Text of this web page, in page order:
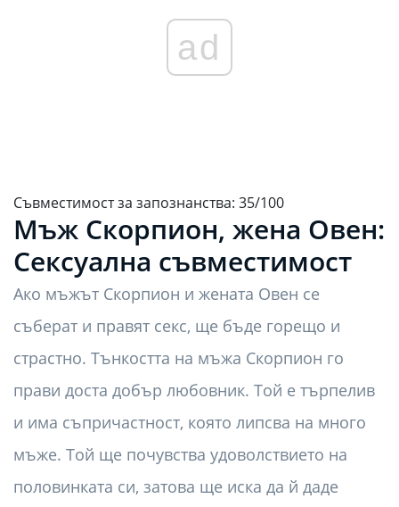
ad
Съвместимост за запознанства: 35/100
Мъж Скорпион, жена Овен:
Сексуална съвместимост
Ако мъжът Скорпион и жената Овен се
съберат и правят секс, ще бъде горещо и
страстно. Тънкостта на мъжа Скорпион го
прави доста добър любовник. Той е търпелив
и има съпричастност, която липсва на много
мъже. Той ще почувства удоволствието на
половинката си, затова ще иска да й даде